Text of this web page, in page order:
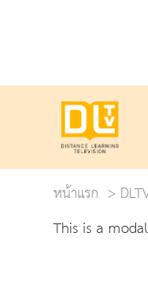
หน้าแรก
This is a